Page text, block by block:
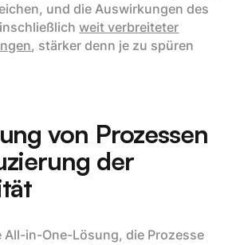
und die Auswirkungen des
weit verbreiteter
, stärker denn je zu spüren
von Prozessen
der
All-in-One-Lösung, die Prozesse